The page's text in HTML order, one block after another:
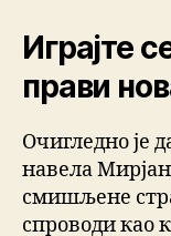
Играјте
прави
Очигледно је
навела
смишљене
спроводи као